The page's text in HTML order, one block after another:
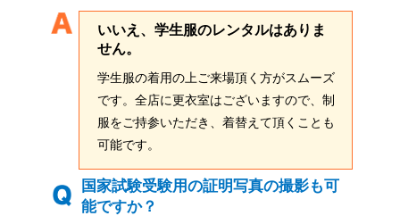
いいえ、学生服のレンタルはありま
せん。
学生服の着用の上ご来場頂く方がスムーズ
です。全店に更衣室はございますので、制
服をご持参いただき、着替えて頂くことも
可能です。
国家試験受験用の証明写真の撮影も可
能ですか？